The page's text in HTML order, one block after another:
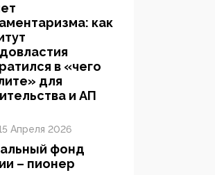
как
в «чего
для
и АП
Апреля 2026
фонд
– пионер